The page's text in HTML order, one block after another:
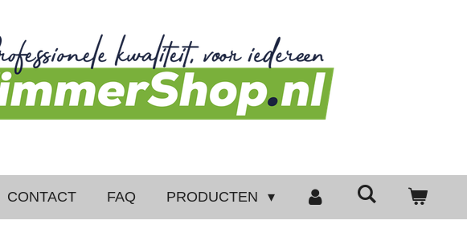
CONTACT FAQ PRODUCTEN